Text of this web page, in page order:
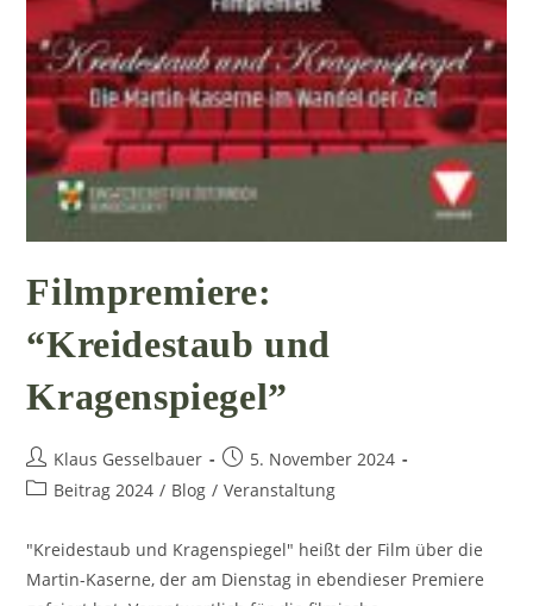
Filmpremiere:
“Kreidestaub und
Kragenspiegel”
Beitrags-
Autor:
Klaus Gesselbauer
Beitrag
veröffentlicht:
5. November 2024
Beitrags-
Beitrag 2024 / Blog / Veranstaltung
"Kreidestaub und Kragenspiegel" heißt der Film über die
Martin-Kaserne, der am Dienstag in ebendieser Premiere